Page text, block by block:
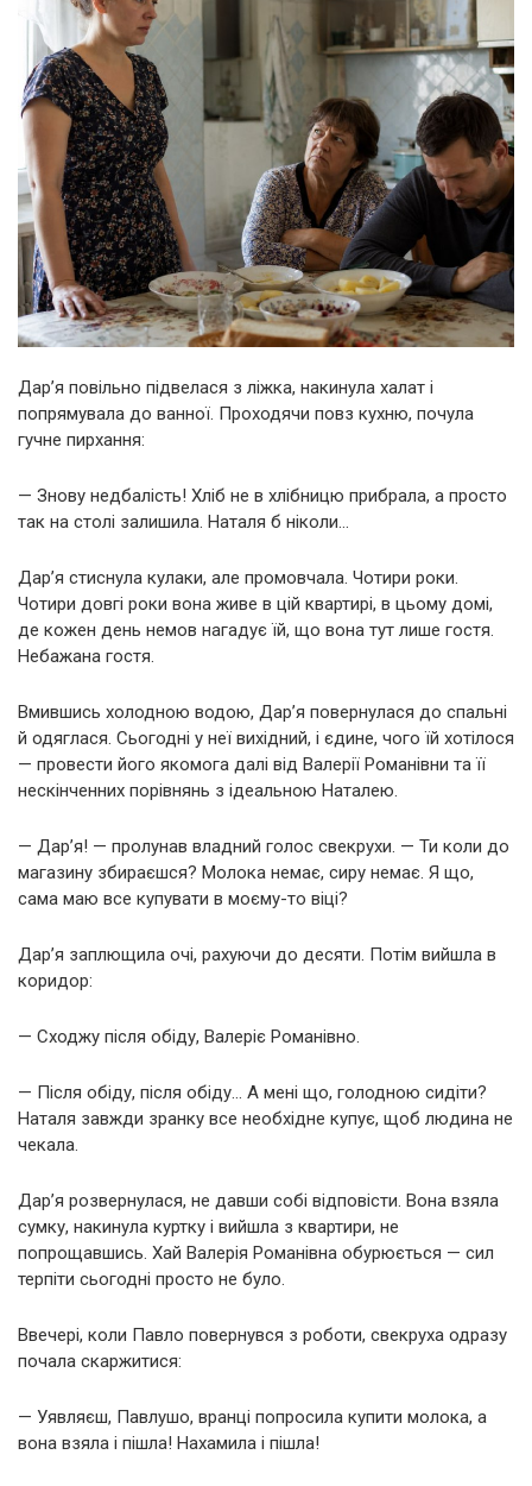
Дар’я повільно підвелася з ліжка, накинула халат і
попрямувала до ванної. Проходячи повз кухню, почула
гучне пирхання:
— Знову недбалість! Хліб не в хлібницю прибрала, а просто
так на столі залишила. Наталя б ніколи…
Дар’я стиснула кулаки, але промовчала. Чотири роки.
Чотири довгі роки вона живе в цій квартирі, в цьому домі,
де кожен день немов нагадує їй, що вона тут лише гостя.
Небажана гостя.
Вмившись холодною водою, Дар’я повернулася до спальні
й одяглася. Сьогодні у неї вихідний, і єдине, чого їй хотілося
— провести його якомога далі від Валерії Романівни та її
нескінченних порівнянь з ідеальною Наталею.
— Дар’я! — пролунав владний голос свекрухи. — Ти коли до
магазину збираєшся? Молока немає, сиру немає. Я що,
сама маю все купувати в моєму-то віці?
Дар’я заплющила очі, рахуючи до десяти. Потім вийшла в
коридор:
— Сходжу після обіду, Валеріє Романівно.
— Після обіду, після обіду… А мені що, голодною сидіти?
Наталя завжди зранку все необхідне купує, щоб людина не
чекала.
Дар’я розвернулася, не давши собі відповісти. Вона взяла
сумку, накинула куртку і вийшла з квартири, не
попрощавшись. Хай Валерія Романівна обурюється — сил
терпіти сьогодні просто не було.
Ввечері, коли Павло повернувся з роботи, свекруха одразу
почала скаржитися:
— Уявляєш, Павлушо, вранці попросила купити молока, а
вона взяла і пішла! Нахамила і пішла!